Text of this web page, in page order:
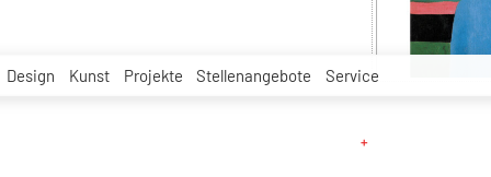
Design Kunst Projekte Stellenangebote Service